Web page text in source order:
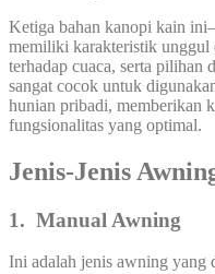
Ketiga bahan kanopi kain
memiliki karakteristik unggul
terhadap cuaca, serta
sangat cocok untuk
hunian pribadi, memberikan
fungsionalitas yang optimal.
Jenis-Jenis
1. Manual Awning
Ini adalah jenis awning yang